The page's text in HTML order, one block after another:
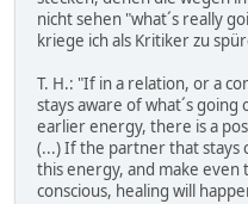
nicht sehen "what´s really
kriege ich als Kritiker zu
T. H.: "If in a relation, or a
stays aware of what´s
earlier energy, there is a
(...) If the partner that stays
this energy, and make
conscious, healing will